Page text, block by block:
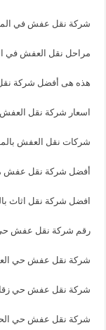
شركة نقل عفش في
مراحل نقل العفش في
هذه هى أفضل شركة نقل
اسعار شركة نقل العفش
شركات نقل العفش
أفضل شركة نقل عفش مع
افضل شركة نقل اثاث
رقم شركة نقل عفش حي
شركة نقل عفش حي
شركة نقل عفش حي زقاق
شركة نقل عفش حي